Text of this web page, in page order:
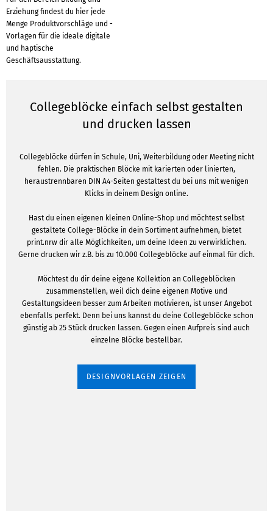
Erziehung findest du hier jede
Menge Produktvorschläge und -
Vorlagen für die ideale digitale
und haptische
Geschäftsausstattung.
Collegeblöcke einfach selbst gestalten
und drucken lassen
Collegeblöcke dürfen in Schule, Uni, Weiterbildung oder Meeting nicht
fehlen. Die praktischen Blöcke mit karierten oder linierten,
heraustrennbaren DIN A4-Seiten gestaltest du bei uns mit wenigen
Klicks in deinem Design online.
Hast du einen eigenen kleinen Online-Shop und möchtest selbst
gestaltete College-Blöcke in dein Sortiment aufnehmen, bietet
print.nrw dir alle Möglichkeiten, um deine Ideen zu verwirklichen.
Gerne drucken wir z.B. bis zu 10.000 Collegeblöcke auf einmal für dich.
Möchtest du dir deine eigene Kollektion an Collegeblöcken
zusammenstellen, weil dich deine eigenen Motive und
Gestaltungsideen besser zum Arbeiten motivieren, ist unser Angebot
ebenfalls perfekt. Denn bei uns kannst du deine Collegeblöcke schon
günstig ab 25 Stück drucken lassen. Gegen einen Aufpreis sind auch
einzelne Blöcke bestellbar.
DESIGNVORLAGEN ZEIGEN